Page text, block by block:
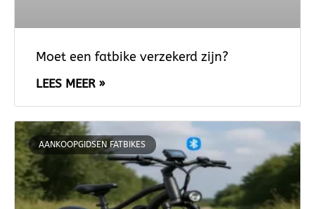
Moet een fatbike verzekerd zijn?
LEES MEER »
AANKOOPGIDSEN FATBIKES